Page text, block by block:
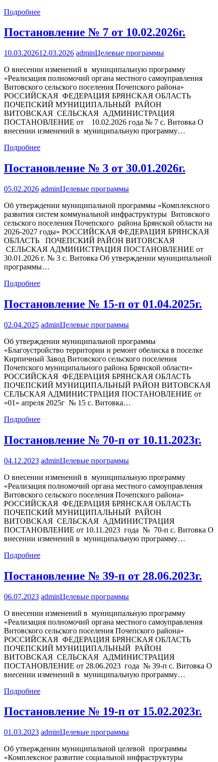
Подробнее
Постановление № 7 от 10.02.2026г.
10.03.202612.03.2026 adminЦелевые программы
О внесении изменений в муниципальную программу
«Реализация полномочий органа местного самоуправления
Витовского сельского поселения Почепского района»
РОССИЙСКАЯ ФЕДЕРАЦИЯ БРЯНСКАЯ ОБЛАСТЬ
ПОЧЕПСКИЙ МУНИЦИПАЛЬНЫЙ РАЙОН
ВИТОВСКАЯ СЕЛЬСКАЯ АДМИНИСТРАЦИЯ
ПОСТАНОВЛЕНИЕ от 10.02.2026 года № 7 с. Витовка О
внесении изменений в муниципальную программу…
Подробнее
Постановление № 3 от 30.01.2026г.
05.02.2026 adminЦелевые программы
Об утверждении муниципальной программы «Комплексного
развития систем коммунальной инфраструктуры Витовского
сельского поселения Почепского района Брянской области на
2026-2027 годы» РОССИЙСКАЯ ФЕДЕРАЦИЯ БРЯНСКАЯ
ОБЛАСТЬ ПОЧЕПСКИЙ РАЙОН ВИТОВСКАЯ
СЕЛЬСКАЯ АДМИНИСТРАЦИЯ ПОСТАНОВЛЕНИЕ от
30.01.2026 г. № 3 с. Витовка Об утверждении муниципальной
программы…
Подробнее
Постановление № 15-п от 01.04.2025г.
02.04.2025 adminЦелевые программы
Об утверждении муниципальной программы
«Благоустройство территории и ремонт обелиска в поселке
Кирпичный Завод Витовского сельского поселения
Почепского муниципального района Брянской области»
РОССИЙСКАЯ ФЕДЕРАЦИЯ БРЯНСКАЯ ОБЛАСТЬ
ПОЧЕПСКИЙ МУНИЦИПАЛЬНЫЙ РАЙОН ВИТОВСКАЯ
СЕЛЬСКАЯ АДМИНИСТРАЦИЯ ПОСТАНОВЛЕНИЕ от
«01» апреля 2025г № 15 с. Витовка…
Подробнее
Постановление № 70-п от 10.11.2023г.
04.12.2023 adminЦелевые программы
О внесении изменений в муниципальную программу
«Реализация полномочий органа местного самоуправления
Витовского сельского поселения Почепского района»
РОССИЙСКАЯ ФЕДЕРАЦИЯ БРЯНСКАЯ ОБЛАСТЬ
ПОЧЕПСКИЙ МУНИЦИПАЛЬНЫЙ РАЙОН
ВИТОВСКАЯ СЕЛЬСКАЯ АДМИНИСТРАЦИЯ
ПОСТАНОВЛЕНИЕ от 10.11.2023 года № 70-п с. Витовка О
внесении изменений в муниципальную программу…
Подробнее
Постановление № 39-п от 28.06.2023г.
06.07.2023 adminЦелевые программы
О внесении изменений в муниципальную программу
«Реализация полномочий органа местного самоуправления
Витовского сельского поселения Почепского района»
РОССИЙСКАЯ ФЕДЕРАЦИЯ БРЯНСКАЯ ОБЛАСТЬ
ПОЧЕПСКИЙ МУНИЦИПАЛЬНЫЙ РАЙОН
ВИТОВСКАЯ СЕЛЬСКАЯ АДМИНИСТРАЦИЯ
ПОСТАНОВЛЕНИЕ от 28.06.2023 года № 39-п с. Витовка О
внесении изменений в муниципальную программу…
Подробнее
Постановление № 19-п от 15.02.2023г.
01.03.2023 adminЦелевые программы
Об утверждении муниципальной целевой программы
«Комплексное развитие социальной инфраструктуры